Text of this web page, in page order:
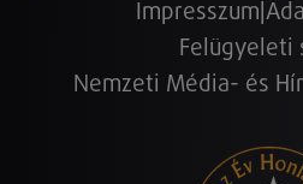
Impresszum
Felügyeleti
Nemzeti Média- és